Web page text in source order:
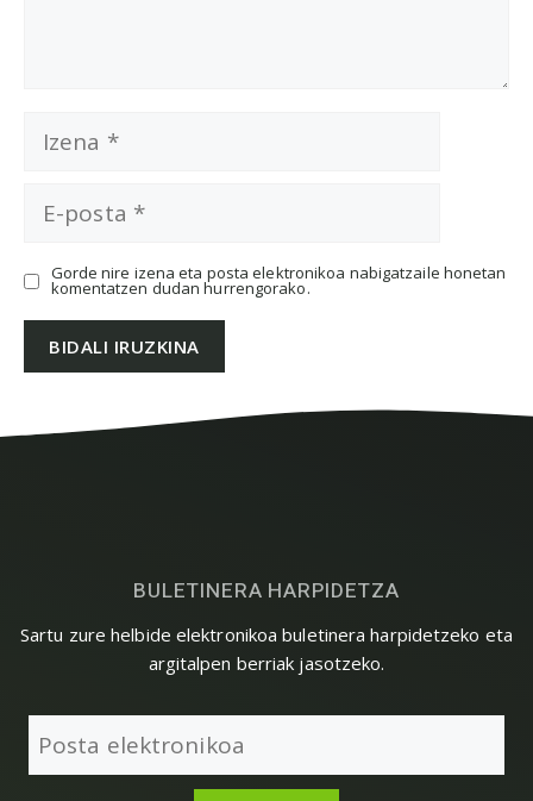
Izena
posta
Gorde nire izena eta posta elektronikoa nabigatzaile honetan
komentatzen dudan hurrengorako.
BULETINERA HARPIDETZA
Sartu zure helbide elektronikoa buletinera harpidetzeko eta
argitalpen berriak jasotzeko.